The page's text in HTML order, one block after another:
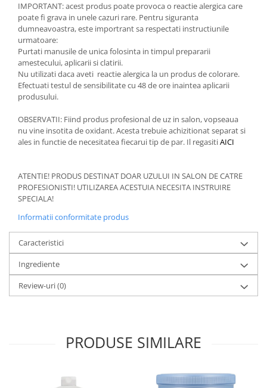
IMPORTANT: acest produs poate provoca o reactie alergica care
poate fi grava in unele cazuri rare. Pentru siguranta
dumneavoastra, este importrant sa respectati instructiunile
urmatoare:
Purtati manusile de unica folosinta in timpul prepararii
amestecului, aplicarii si clatirii.
Nu utilizati daca aveti reactie alergica la un produs de colorare.
Efectuati testul de sensibilitate cu 48 de ore inaintea aplicarii
produsului.
OBSERVATII: Fiind produs profesional de uz in salon, vopseaua
nu vine insotita de oxidant. Acesta trebuie achizitionat separat si
ales in functie de necesitatea fiecarui tip de par. Il regasitiAICI
ATENTIE! PRODUS DESTINAT DOAR UZULUI IN SALON DE CATRE
PROFESIONISTI! UTILIZAREA ACESTUIA NECESITA INSTRUIRE
SPECIALA!
Informatii conformitate produs
Caracteristici
Ingrediente
Review-uri(0)
PRODUSE SIMILARE